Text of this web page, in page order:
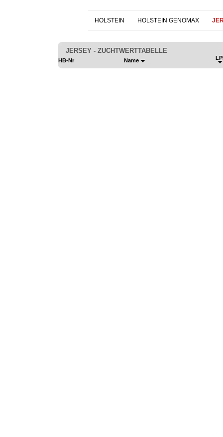
HOLSTEIN HOLSTEIN GENOMAX
JERSEY - ZUCHTWERTTABELLE
HB-Nr Name